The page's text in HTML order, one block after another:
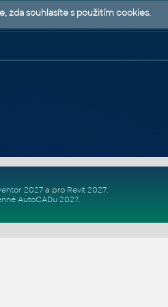
2027a pro Revit 2027.
AutoCADu 2027.
zda souhlasíte s použitím cookies.